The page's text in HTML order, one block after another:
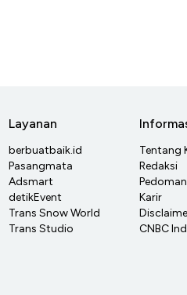
Layanan
berbuatbaik.id
Pasangmata
Adsmart
detikEvent
Trans Snow World
Trans Studio
Tentang
Redaksi
Karir
CNBC